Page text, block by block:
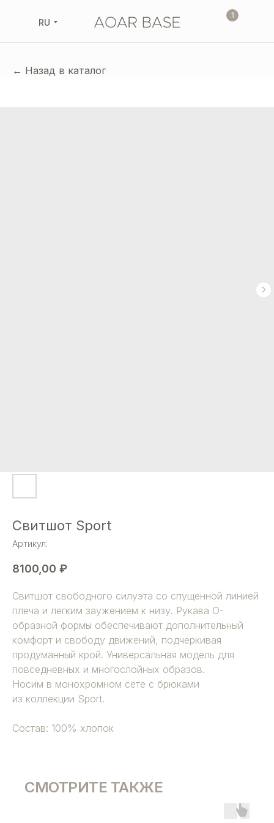
1
RU
← Назад в каталог
Свитшот Sport
Артикул:
8100,00 ₽
Свитшот свободного силуэта со спущенной линией
плеча и легким заужением к низу. Рукава О-
образной формы обеспечивают дополнительный
комфорт и свободу движений, подчеркивая
продуманный крой. Универсальная модель для
повседневных и многослойных образов.
Носим в монохромном сете с брюками
из коллекции Sport.
Состав: 100% хлопок
СМОТРИТЕ ТАКЖЕ